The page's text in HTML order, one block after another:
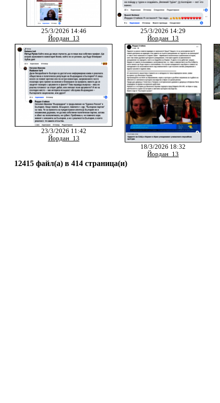
25/3/2026 14:46
Йордан_13
25/3/2026 14:29
Йордан_13
23/3/2026 11:42
Йордан_13
18/3/2026 18:32
Йордан_13
12415 файл(а) в 414 страница(и)